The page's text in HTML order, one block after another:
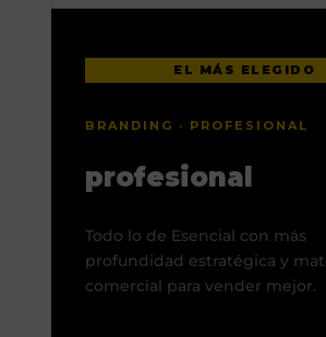
EL MÁS ELEGIDO
BRANDING · PROFESIONAL
profesional
Todo lo de Esencial con más
profundidad estratégica y
comercial para vender mejor.